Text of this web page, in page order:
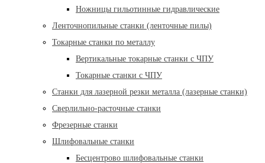
Ножницы гильотинные гидравлические
Ленточнопильные станки (ленточные пилы)
Токарные станки по металлу
Вертикальные токарные станки с ЧПУ
Токарные станки с ЧПУ
Станки для лазерной резки металла (лазерные станки)
Сверлильно-расточные станки
Фрезерные станки
Шлифовальные станки
Бесцентрово шлифовальные станки